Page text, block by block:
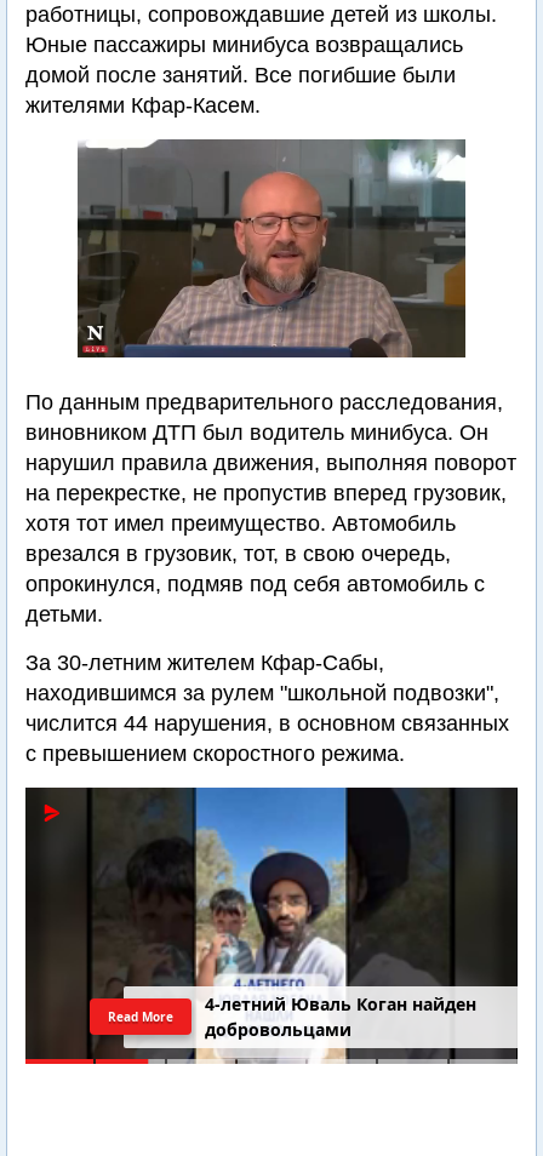
работницы, сопровождавшие детей из школы.
Юные пассажиры минибуса возвращались
домой после занятий. Все погибшие были
жителями Кфар-Касем.
По данным предварительного расследования,
виновником ДТП был водитель минибуса. Он
нарушил правила движения, выполняя поворот
на перекрестке, не пропустив вперед грузовик,
хотя тот имел преимущество. Автомобиль
врезался в грузовик, тот, в свою очередь,
опрокинулся, подмяв под себя автомобиль с
детьми.
За 30-летним жителем Кфар-Сабы,
находившимся за рулем "школьной подвозки",
числится 44 нарушения, в основном связанных
с превышением скоростного режима.
4-летний Юваль Коган найден
добровольцами
Read More